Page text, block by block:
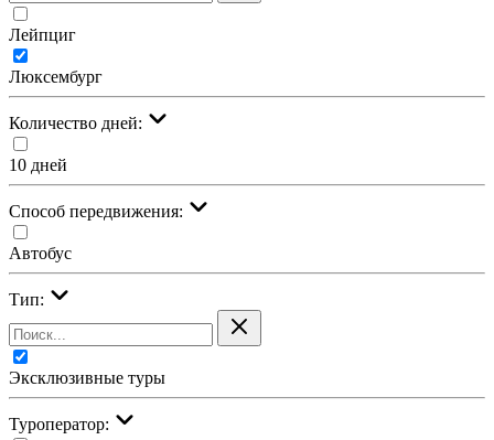
Лейпциг
Люксембург
Количество дней:
10 дней
Cпособ передвижения:
Автобус
Тип:
Эксклюзивные туры
Туроператор: